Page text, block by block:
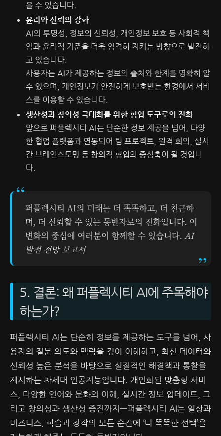
을 수 있습니다.
윤리와 신뢰의 강화
AI의 투명성, 정보의 신뢰성, 개인정보 보호 등 사회적 책
임과 윤리적 기준을 더욱 엄격히 지키는 방향으로 발전하
고 있습니다.
사용자는 AI가 제공하는 정보의 출처와 한계를 명확히 알
수 있으며, 개인정보가 안전하게 보호받는 환경에서 서비
스를 이용할 수 있습니다.
생산성과 창의성 극대화를 위한 협업 도구로의 진화
앞으로 퍼플렉시티 AI는 단순한 정보 제공을 넘어, 다양
한 협업 플랫폼과 연동되어 팀 프로젝트, 원격 회의, 실시
간 브레인스토밍 등 창의적 협업의 중심축이 될 것입니
다.
퍼플렉시티 AI의 미래는 더 똑똑하고, 더 친근하
며, 더 신뢰할 수 있는 동반자로의 진화입니다. 이
변화의 중심에 여러분이 함께할 수 있습니다. AI
발전 전망 보고서
5. 결론: 왜 퍼플렉시티 AI에 주목해야
하는가?
퍼플렉시티 AI는 단순히 정보를 제공하는 도구를 넘어, 사
용자의 질문 의도와 맥락을 깊이 이해하고, 최신 데이터와
신뢰성 높은 분석을 바탕으로 실질적인 해결책과 통찰을
제시하는 차세대 인공지능입니다. 개인화된 맞춤형 서비
스, 다양한 언어와 문화의 이해, 실시간 정보 업데이트, 그
리고 창의성과 생산성 증진까지—퍼플렉시티 AI는 일상과
비즈니스, 학습과 창작의 모든 순간에 ‘더 똑똑한 선택’을